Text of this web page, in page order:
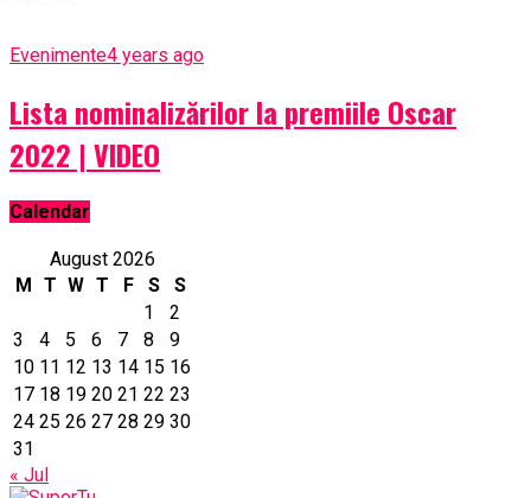
Evenimente4 years ago
Lista nominalizărilor la premiile Oscar
2022 | VIDEO
Calendar
August 2026
M
T W T F S
S
1
2
3
4 5 6 7 8
9
10 11 12 13 14 15 16
17 18 19 20 21 22 23
24 25 26 27 28 29 30
31
« Jul